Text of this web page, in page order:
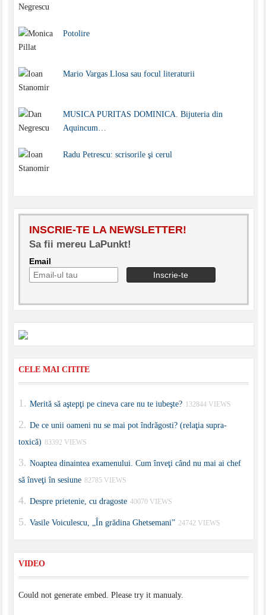
Potolire
Mario Vargas Llosa sau focul literaturii
MUSICA PURITAS DOMINICA. Bijuteria din
Aquincum…
Radu Petrescu: scrisorile şi cerul
INSCRIE-TE LA NEWSLETTER!
Sa fii mereu LaPunkt!
Email
CELE MAI CITITE
Merită să aştepţi pe cineva care nu te iubeşte? 132844 VIEWS
De ce unii oameni nu se mai pot îndrăgosti? (relaţia supra-
toxică) 83392 VIEWS
Noaptea dinaintea examenului. Cum înveţi când nu mai ai chef
să înveţi în sesiune 82785 VIEWS
Despre prietenie, cu dragoste 40070 VIEWS
Vasile Voiculescu, „În grădina Ghetsemani” 24742 VIEWS
VIDEO
Could not generate embed. Please try it manualy.